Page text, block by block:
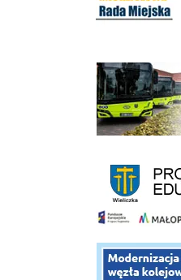
link do strony
link do opisu